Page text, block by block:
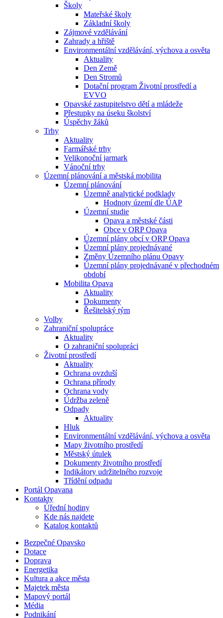
Školy
Mateřské školy
Základní školy
Zájmové vzdělávání
Zahrady a hřiště
Environmentální vzdělávání, výchova a osvěta
Aktuality
Den Země
Den Stromů
Dotační program Životní prostředí a
EVVO
Opavské zastupitelstvo dětí a mládeže
Přestupky na úseku školství
Úspěchy žáků
Trhy
Aktuality
Farmářské trhy
Velikonoční jarmark
Vánoční trhy
Územní plánování a městská mobilita
Územní plánování
Územně analytické podklady
Hodnoty území dle ÚAP
Územní studie
Opava a městské části
Obce v ORP Opava
Územní plány obcí v ORP Opava
Územní plány projednávané
Změny Územního plánu Opavy
Územní plány projednávané v přechodném
období
Mobilita Opava
Aktuality
Dokumenty
Řešitelský tým
Volby
Zahraniční spolupráce
Aktuality
O zahraniční spolupráci
Životní prostředí
Aktuality
Ochrana ovzduší
Ochrana přírody
Ochrana vody
Údržba zeleně
Odpady
Aktuality
Hluk
Environmentální vzdělávání, výchova a osvěta
Mapy životního prostředí
Městský útulek
Dokumenty životního prostředí
Indikátory udržitelného rozvoje
Třídění odpadu
Portál Opavana
Kontakty
Úřední hodiny
Kde nás najdete
Katalog kontaktů
Bezpečné Opavsko
Dotace
Doprava
Energetika
Kultura a akce města
Majetek města
Mapový portál
Média
Podnikání